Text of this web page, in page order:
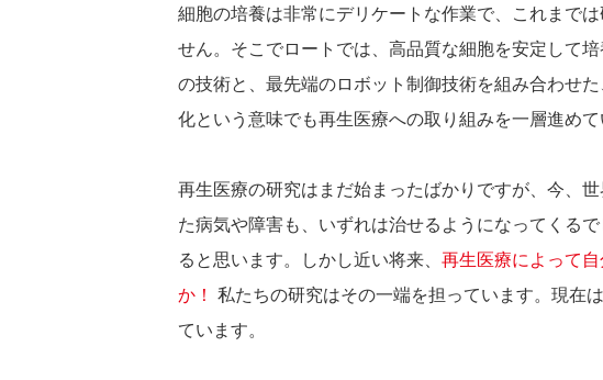
細胞の培養は非常にデリケートな作業で、これまで
せん。そこでロートでは、高品質な細胞を安定して
の技術と、最先端のロボット制御技術を組み合わせ
化という意味でも再生医療への取り組みを一層進めて
再生医療の研究はまだ始まったばかりですが、今、
た病気や障害も、いずれは治せるようになってくる
ると思います。しかし近い将来、 再生医療によって
か！ 私たちの研究はその一端を担っています。現在
ています。